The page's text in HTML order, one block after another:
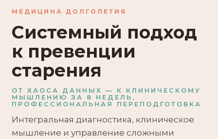
МЕДИЦИНА ДОЛГОЛЕТИЯ
Системный подход
к превенции
старения
ОТ ХАОСА ДАННЫХ — К КЛИНИЧЕСКОМУ
МЫШЛЕНИЮ ЗА 8 НЕДЕЛЬ,
ПРОФЕССИОНАЛЬНАЯ ПЕРЕПОДГОТОВКА
Интегральная диагностика, клиническое
мышление и управление сложными